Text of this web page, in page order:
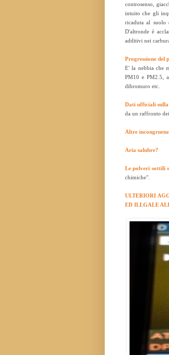
controsenso,
intuito che gli
ricaduta al suolo
D'altronde è
additivi nei
Progressione del
E' la nebbia che
PM10 e PM2.5,
dibromuro etc.
Dati ufficiali
da un raffronto
Altre
Aria salubre?
Le polveri sottili
chimiche".
ULTERIORI
ED ILLGALE